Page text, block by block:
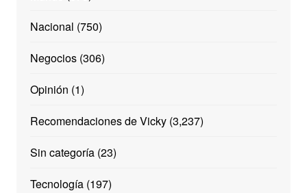
Nacional (750)
Negocios(306)
Opinión (1)
Recomendaciones de Vicky(3,237)
Sin categoría(23)
Tecnología(197)